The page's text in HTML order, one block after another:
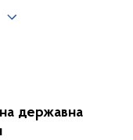
державна